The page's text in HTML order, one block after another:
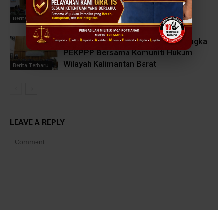
Berita Terbaru
Perkuat Komitmen Wujudkan
Pelayanan Prima Menuju WBBM
Berita Terbaru
Forum Konsultasi Publik Dalam Rangka
PEKPPP Bersama Komuniti Hukum
Wilayah Kalimantan Barat
LEAVE A REPLY